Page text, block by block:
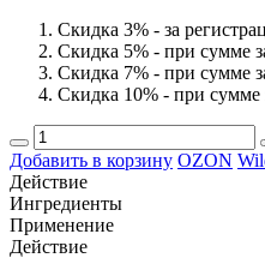
Скидка 3% - за
Скидка 5% - при сумме
Скидка 7% - при сумме
Скидка 10% - при сумме
Добавить в корзину OZON
Действие
Ингредиенты
Применение
Действие